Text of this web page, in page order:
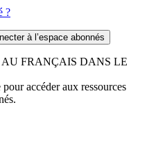
?
AU FRANÇAIS DANS LE
accéder aux ressources